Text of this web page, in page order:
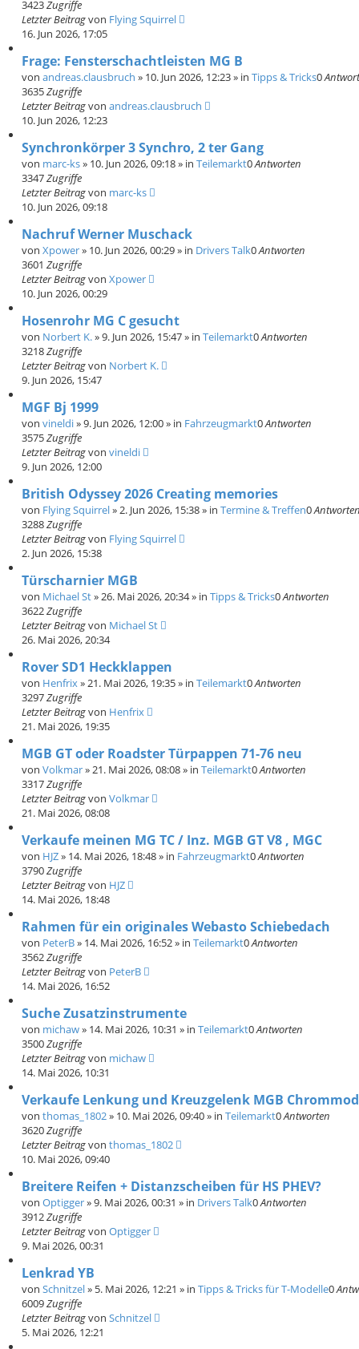
3423Zugriffe
Letzter Beitragvon Flying Squirrel
16. Jun 2026, 17:05
Frage: Fensterschachtleisten MG B
von andreas.clausbruch » 10. Jun 2026, 12:23» in Tipps & Tricks0
3635Zugriffe
Letzter Beitragvon andreas.clausbruch
10. Jun 2026, 12:23
Synchronkörper 3 Synchro, 2 ter Gang
von marc-ks» 10. Jun 2026, 09:18» in Teilemarkt0Antworten
3347Zugriffe
Letzter Beitragvon marc-ks
10. Jun 2026, 09:18
Nachruf Werner Muschack
von Xpower» 10. Jun 2026, 00:29» in Drivers Talk0Antworten
3601 Zugriffe
Letzter Beitragvon Xpower
10. Jun 2026, 00:29
Hosenrohr MG C gesucht
von Norbert K.»9. Jun 2026, 15:47» in Teilemarkt0Antworten
3218Zugriffe
Letzter Beitragvon Norbert K.
9. Jun 2026, 15:47
MGF Bj 1999
von vineldi»9. Jun 2026, 12:00» in Fahrzeugmarkt0Antworten
3575Zugriffe
Letzter Beitragvon vineldi
9. Jun 2026, 12:00
British Odyssey 2026 Creating memories
von Flying Squirrel»2. Jun 2026, 15:38» in Termine & Treffen0
3288Zugriffe
Letzter Beitragvon Flying Squirrel
2. Jun 2026, 15:38
Türscharnier MGB
von Michael St»26. Mai 2026, 20:34» in Tipps & Tricks0Antworten
3622Zugriffe
Letzter Beitragvon Michael St
26. Mai 2026, 20:34
Rover SD1 Heckklappen
von Henfrix»21. Mai 2026, 19:35» in Teilemarkt0Antworten
3297Zugriffe
Letzter Beitragvon Henfrix
21. Mai 2026, 19:35
MGB GT oder Roadster Türpappen 71-76 neu
von Volkmar»21. Mai 2026, 08:08» in Teilemarkt0Antworten
3317Zugriffe
Letzter Beitragvon Volkmar
21. Mai 2026, 08:08
Verkaufe meinen MG TC / Inz. MGB GT V8 , MGC
von HJZ» 14. Mai 2026, 18:48» in Fahrzeugmarkt0Antworten
3790Zugriffe
Letzter Beitragvon HJZ
14. Mai 2026, 18:48
Rahmen für ein originales Webasto Schiebedach
von PeterB» 14. Mai 2026, 16:52» in Teilemarkt0Antworten
3562Zugriffe
Letzter Beitragvon PeterB
14. Mai 2026, 16:52
Suche Zusatzinstrumente
von michaw» 14. Mai 2026, 10:31 » in Teilemarkt0Antworten
3500Zugriffe
Letzter Beitragvon michaw
14. Mai 2026, 10:31
Verkaufe Lenkung und Kreuzgelenk MGB
von thomas_1802» 10. Mai 2026, 09:40» in Teilemarkt0Antworten
3620Zugriffe
Letzter Beitragvon thomas_1802
10. Mai 2026, 09:40
Breitere Reifen + Distanzscheiben für HS PHEV?
von Optigger»9. Mai 2026, 00:31 » in Drivers Talk0Antworten
3912Zugriffe
Letzter Beitragvon Optigger
9. Mai 2026, 00:31
Lenkrad YB
von Schnitzel» 5. Mai 2026, 12:21 » in Tipps & Tricks für T-Modelle0
6009Zugriffe
Letzter Beitragvon Schnitzel
5. Mai 2026, 12:21